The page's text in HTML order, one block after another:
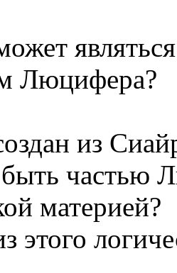
Люцифера?
из
частью
материей?
этого